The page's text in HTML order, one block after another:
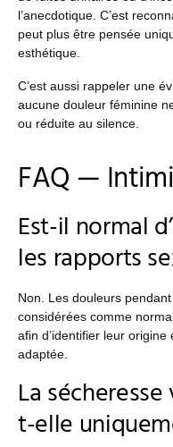
l’anecdotique. C’est
peut plus être pensée
esthétique.
C’est aussi rappeler une
aucune douleur féminine
ou réduite au silence.
FAQ —
Est-il normal
les rapports
Non. Les douleurs
considérées comme
afin d’identifier leur
adaptée.
La
t-elle